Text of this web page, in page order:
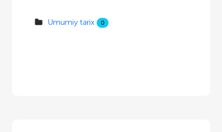
Umumiy tarix 0